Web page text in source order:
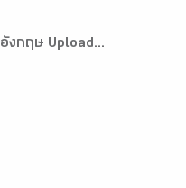
งกฤษ Upload...